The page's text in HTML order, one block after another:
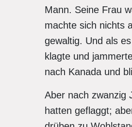
Mann. Seine Frau
machte sich nichts
gewaltig. Und als
klagte und
nach Kanada und
Aber nach zwanzig
hatten geflaggt;